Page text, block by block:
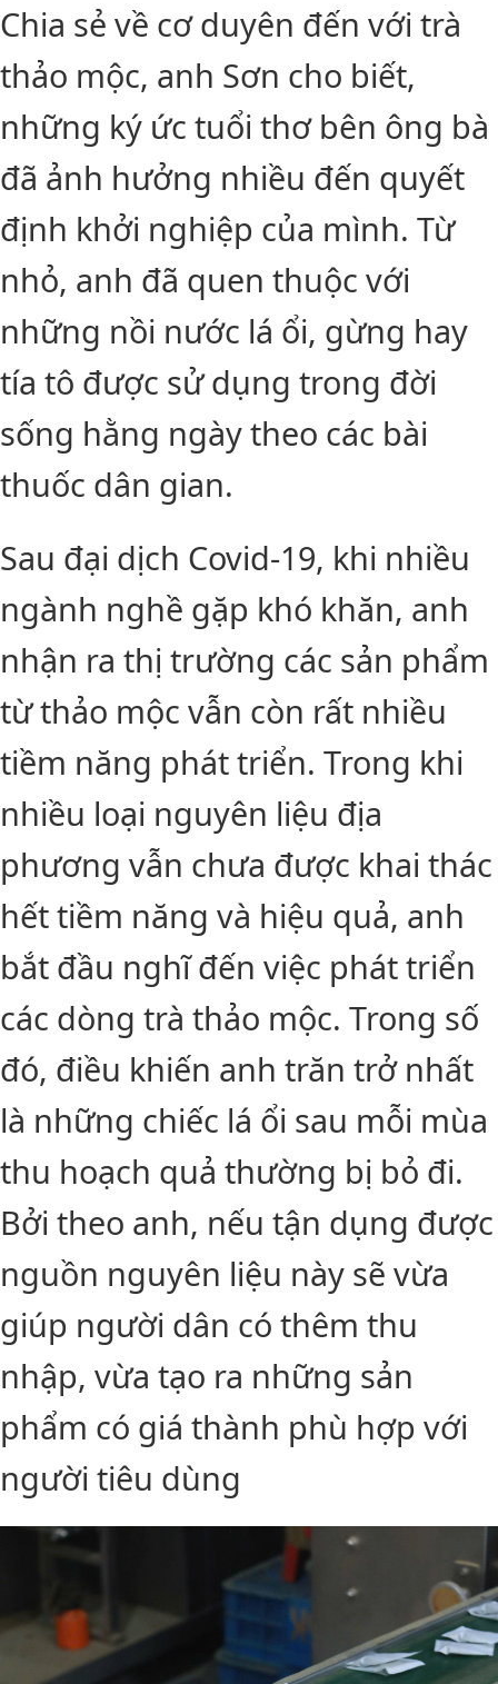
Chia sẻ về cơ duyên đến với trà
thảo mộc, anh Sơn cho biết,
những ký ức tuổi thơ bên ông bà
đã ảnh hưởng nhiều đến quyết
định khởi nghiệp của mình. Từ
nhỏ, anh đã quen thuộc với
những nồi nước lá ổi, gừng hay
tía tô được sử dụng trong đời
sống hằng ngày theo các bài
thuốc dân gian.
Sau đại dịch Covid-19, khi nhiều
ngành nghề gặp khó khăn, anh
nhận ra thị trường các sản phẩm
từ thảo mộc vẫn còn rất nhiều
tiềm năng phát triển. Trong khi
nhiều loại nguyên liệu địa
phương vẫn chưa được khai thác
hết tiềm năng và hiệu quả, anh
bắt đầu nghĩ đến việc phát triển
các dòng trà thảo mộc. Trong số
đó, điều khiến anh trăn trở nhất
là những chiếc lá ổi sau mỗi mùa
thu hoạch quả thường bị bỏ đi.
Bởi theo anh, nếu tận dụng được
nguồn nguyên liệu này sẽ vừa
giúp người dân có thêm thu
nhập, vừa tạo ra những sản
phẩm có giá thành phù hợp với
người tiêu dùng